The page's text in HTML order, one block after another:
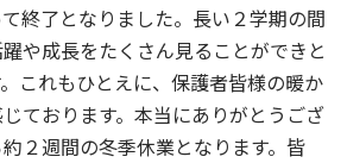
終了となりました。長い２学期の間
や成長をたくさん見ることができと
これもひとえに、保護者皆様の暖か
ております。本当にありがとうござ
２週間の冬季休業となります。皆